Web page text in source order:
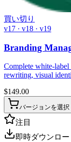
買い切り
v17 · v18 · v19
Branding
Complete white-
rewriting, visual
$149.00
バージョンを選択
注目
即時ダウンロー